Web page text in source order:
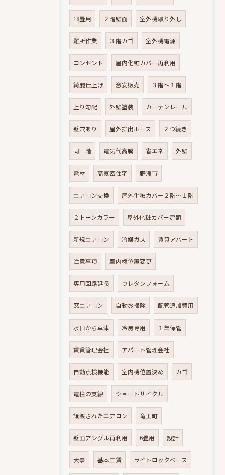
18畳用 ２階壁面 室外機取り外し
難所作業 ３階カゴ 室外機電源
コンセント 屋内化粧カバー再利用
綺麗仕上げ 激安販売 ３階～１階
上り勾配 外壁塗装 カーテンレール
壁穴あり 屋外排出ホース ２つ続き
同一階 電気代高騰 省エネ 外壁
電材 高気密住宅 野洲市
エアコン交換 屋外化粧カバー２階～１階
２トーンカラー 屋外化粧カバー定額
新規エアコン 冷媒ガス 賃貸アパート
注意事項 室内機位置変更
専用回路延長 ウレタンフォーム
窓エアコン 自動お掃除 配管追加費用
水口から草津 冷房専用 １年保管
賃貸管理会社 アパート管理会社
自動点検機能 室内機位置決め カゴ
電柱の支線 ショートサイクル
譲渡されたエアコン 竜王町
壁面アングル再利用 6畳用 設計
大事 基本工賃 ライトロックベース